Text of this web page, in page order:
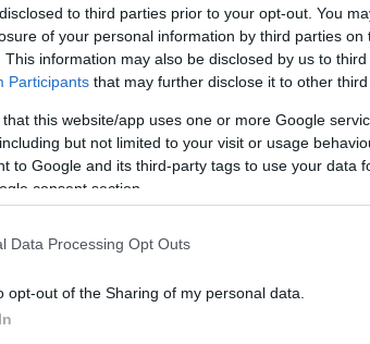
to third parties prior to your opt-out. You
of your personal information by third parties on
This information may also be disclosed by us to
Participants that may further disclose it to other third
that this website/app uses one or more Google
but not limited to your visit or usage
to Google and its third-party tags to use your data
consent section.
Data Processing Opt Outs
opt-out of the Sharing of my personal data.
del reglamento y un recurso presentado por el
previa al choque inaugural. A nivel de plantilla,
de peso tras el final de la temporada de